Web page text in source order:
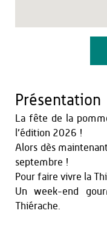
Présentation
La fête de la
l’édition 2026 !
Alors dès
septembre !
Pour faire vivre la
Un week-end
Thiérache.